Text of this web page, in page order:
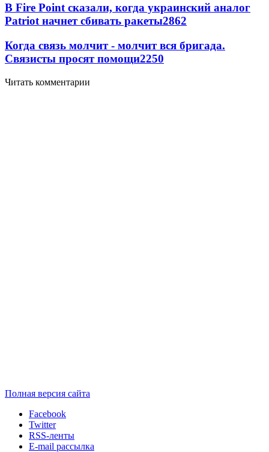
В Fire Point сказали, когда украинский аналог
Patriot начнет сбивать ракеты2862
Когда связь молчит - молчит вся бригада.
Связисты просят помощи2250
Читать комментарии
Полная версия сайта
Facebook
Twitter
RSS-ленты
E-mail рассылка